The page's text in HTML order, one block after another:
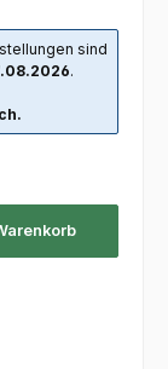
sind
.